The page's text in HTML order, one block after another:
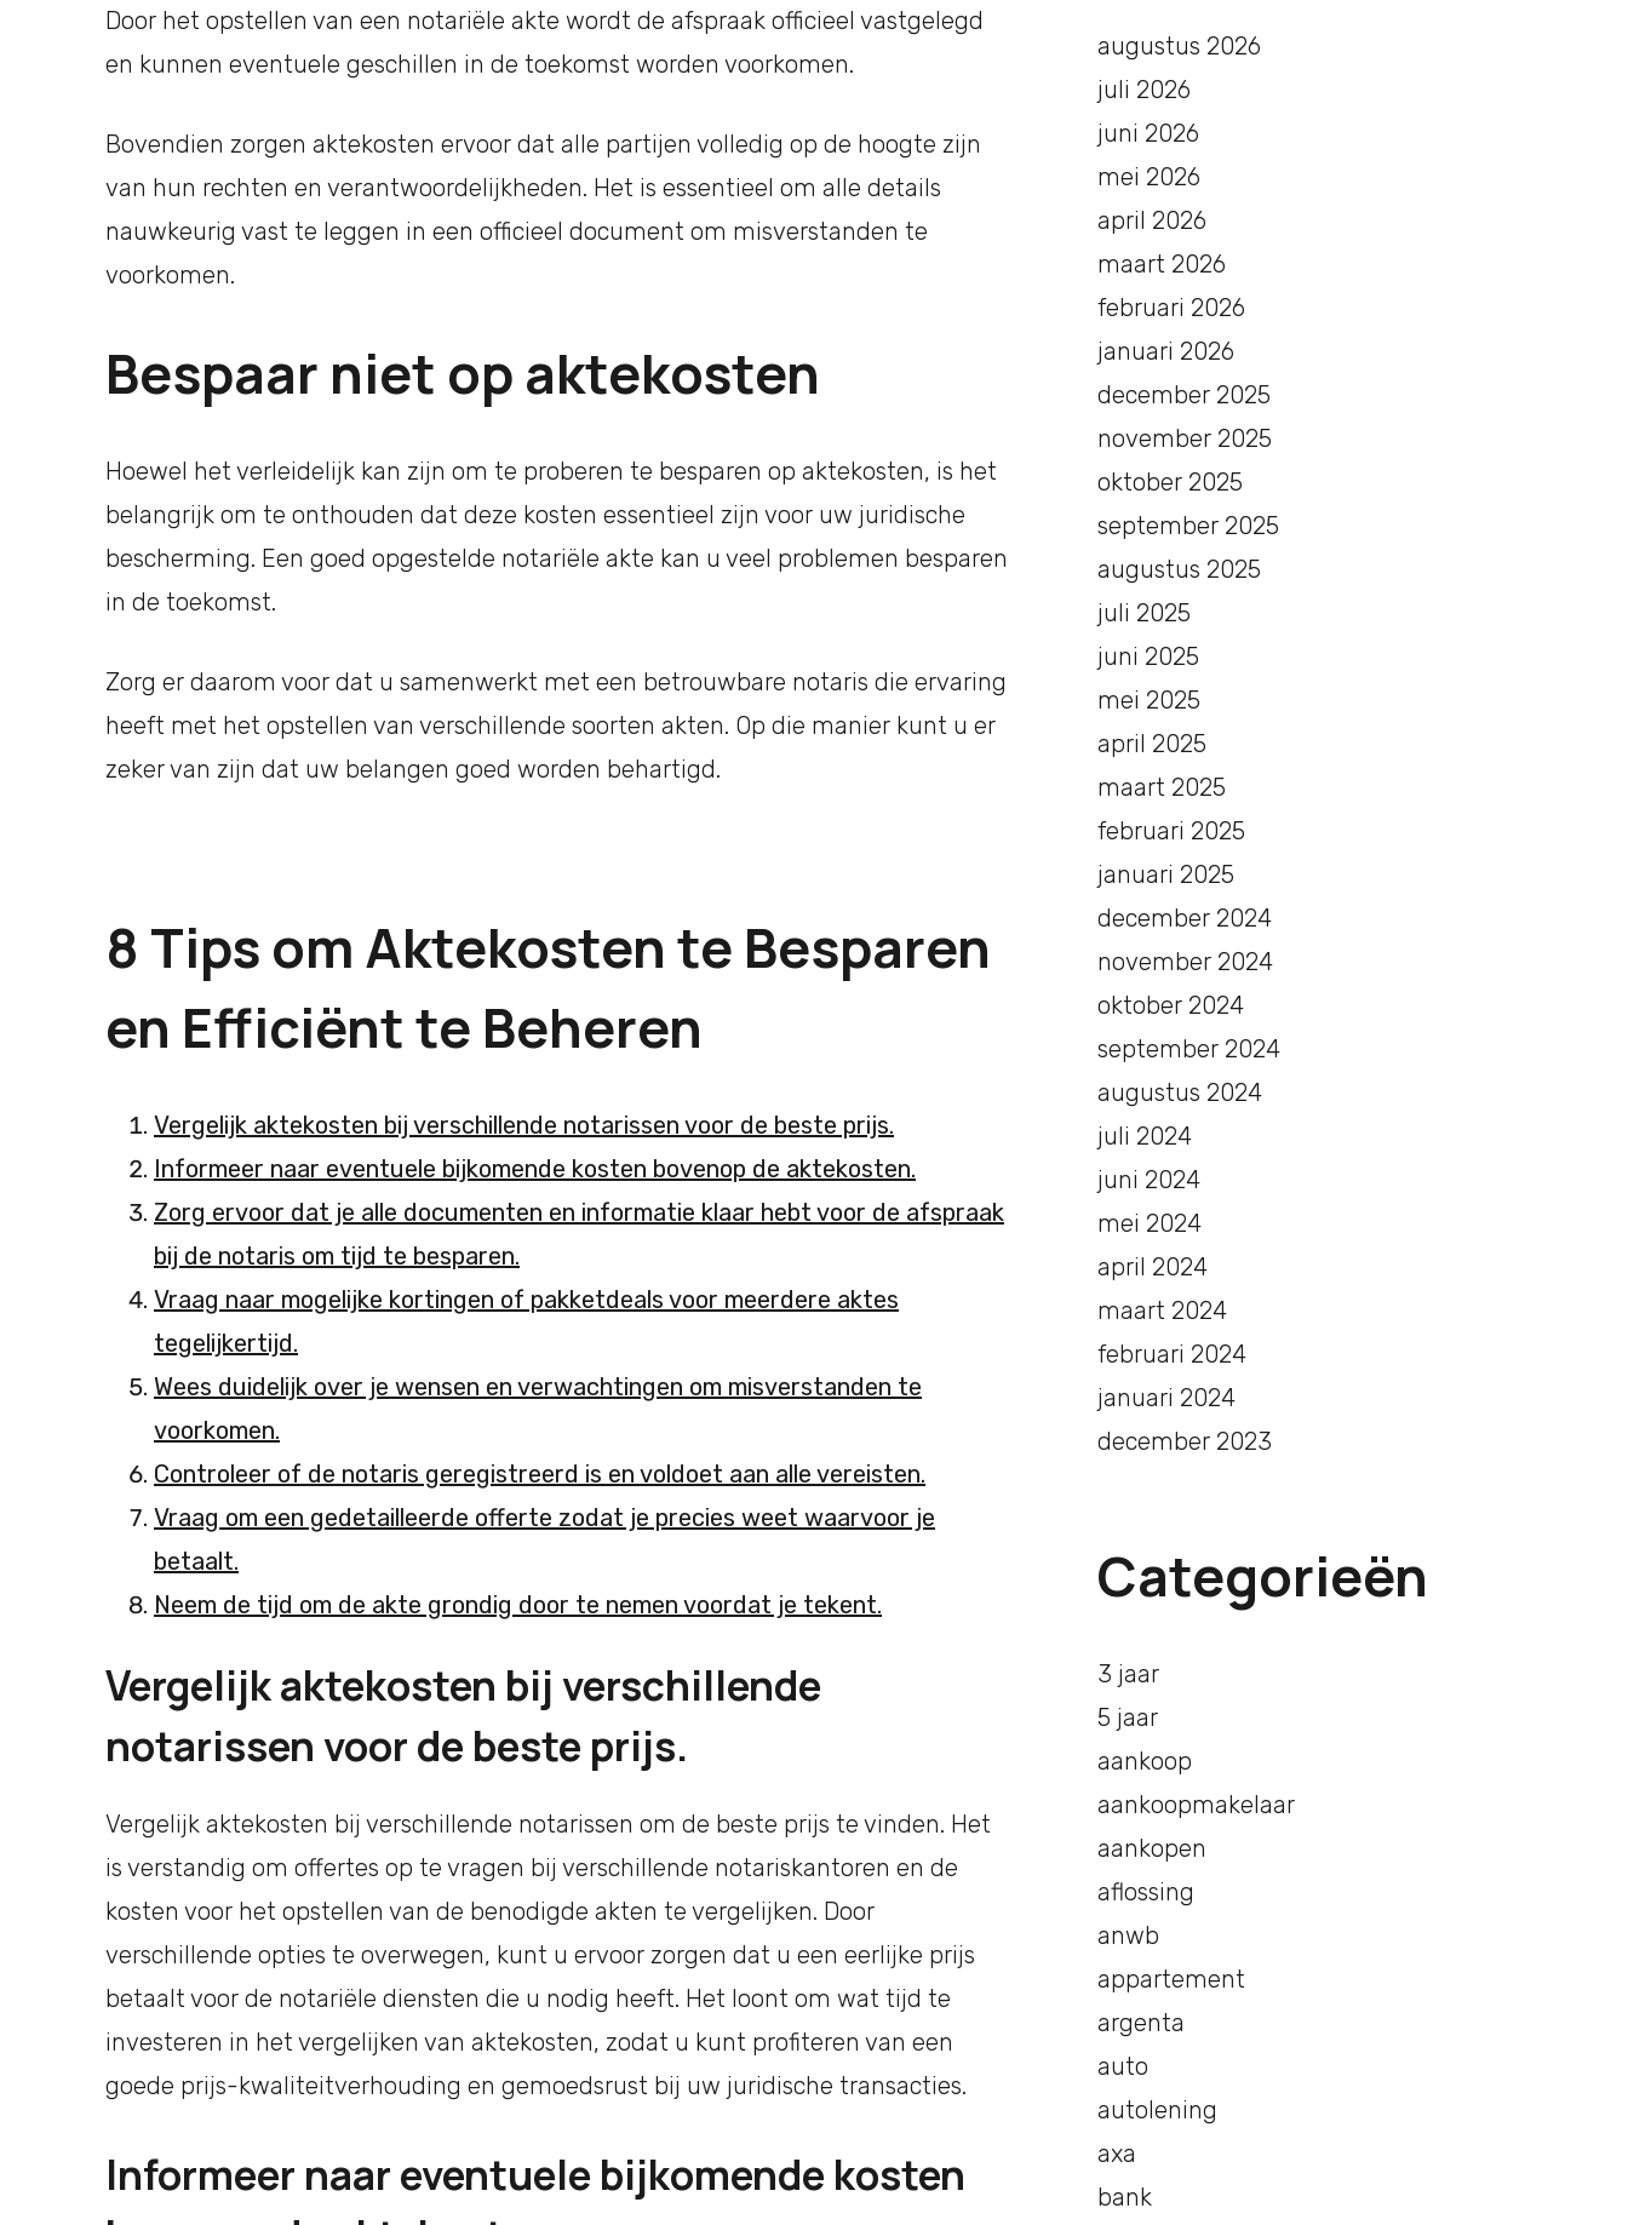
Door het opstellen van een notariële akte wordt de afspraak officieel vastgelegd
en kunnen eventuele geschillen in de toekomst worden voorkomen.
Bovendien zorgen aktekosten ervoor dat alle partijen volledig op de hoogte zijn
van hun rechten en verantwoordelijkheden. Het is essentieel om alle details
nauwkeurig vast te leggen in een officieel document om misverstanden te
voorkomen.
Bespaar niet op aktekosten
Hoewel het verleidelijk kan zijn om te proberen te besparen op aktekosten, is het
belangrijk om te onthouden dat deze kosten essentieel zijn voor uw juridische
bescherming. Een goed opgestelde notariële akte kan u veel problemen besparen
in de toekomst.
Zorg er daarom voor dat u samenwerkt met een betrouwbare notaris die ervaring
heeft met het opstellen van verschillende soorten akten. Op die manier kunt u er
zeker van zijn dat uw belangen goed worden behartigd.
8 Tips om Aktekosten te Besparen
en Efficiënt te Beheren
Vergelijk aktekosten bij verschillende notarissen voor de beste prijs.
Informeer naar eventuele bijkomende kosten bovenop de aktekosten.
Zorg ervoor dat je alle documenten en informatie klaar hebt voor de afspraak
bij de notaris om tijd te besparen.
Vraag naar mogelijke kortingen of pakketdeals voor meerdere aktes
tegelijkertijd.
Wees duidelijk over je wensen en verwachtingen om misverstanden te
voorkomen.
Controleer of de notaris geregistreerd is en voldoet aan alle vereisten.
Vraag om een gedetailleerde offerte zodat je precies weet waarvoor je
betaalt.
Neem de tijd om de akte grondig door te nemen voordat je tekent.
Vergelijk aktekosten bij verschillende
notarissen voor de beste prijs.
Vergelijk aktekosten bij verschillende notarissen om de beste prijs te vinden. Het
is verstandig om offertes op te vragen bij verschillende notariskantoren en de
kosten voor het opstellen van de benodigde akten te vergelijken. Door
verschillende opties te overwegen, kunt u ervoor zorgen dat u een eerlijke prijs
betaalt voor de notariële diensten die u nodig heeft. Het loont om wat tijd te
investeren in het vergelijken van aktekosten, zodat u kunt profiteren van een
goede prijs-kwaliteitverhouding en gemoedsrust bij uw juridische transacties.
Informeer naar eventuele bijkomende kosten
augustus 2026
juli 2026
juni 2026
mei 2026
april 2026
maart 2026
februari 2026
januari 2026
december 2025
november 2025
oktober 2025
september 2025
augustus 2025
juli 2025
juni 2025
mei 2025
april 2025
maart 2025
februari 2025
januari 2025
december 2024
november 2024
oktober 2024
september 2024
augustus 2024
juli 2024
juni 2024
mei 2024
april 2024
maart 2024
februari 2024
januari 2024
december 2023
Categorieën
3 jaar
5 jaar
aankoop
aankoopmakelaar
aankopen
aflossing
anwb
appartement
argenta
auto
autolening
axa
bank